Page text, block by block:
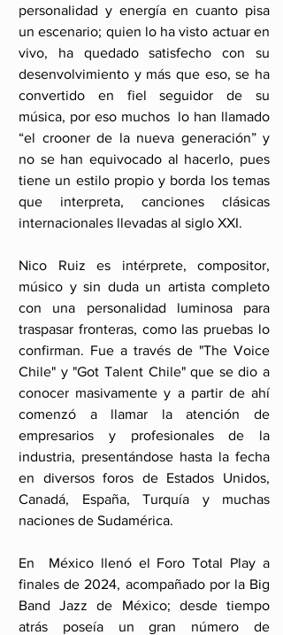
personalidad y energía en cuanto pisa
un escenario; quien lo ha visto actuar en
vivo, ha quedado satisfecho con su
desenvolvimiento y más que eso, se ha
convertido en fiel seguidor de su
música, por eso muchos  lo han llamado
“el crooner de la nueva generación” y
no se han equivocado al hacerlo, pues
tiene un estilo propio y borda los temas
que interpreta, canciones clásicas
internacionales llevadas al siglo XXI.
Nico Ruiz es intérprete, compositor,
músico y sin duda un artista completo
con una personalidad luminosa para
traspasar fronteras, como las pruebas lo
confirman. Fue a través de "The Voice
Chile" y "Got Talent Chile" que se dio a
conocer masivamente y a partir de ahí
comenzó a llamar la atención de
empresarios y profesionales de la
industria, presentándose hasta la fecha
en diversos foros de Estados Unidos,
Canadá, España, Turquía y muchas
naciones de Sudamérica.
En  México llenó el Foro Total Play a
finales de 2024, acompañado por la Big
Band Jazz de México; desde tiempo
atrás poseía un gran número de